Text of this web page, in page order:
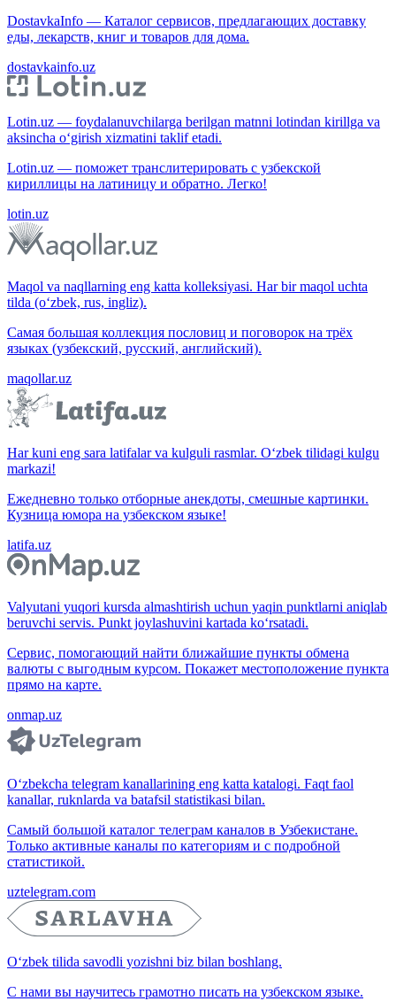
DostavkaInfo — Каталог сервисов, предлагающих доставку
еды, лекарств, книг и товаров для дома.
dostavkainfo.uz
Lotin.uz — foydalanuvchilarga berilgan matnni lotindan kirillga va
aksincha o‘girish xizmatini taklif etadi.
Lotin.uz — поможет транслитерировать с узбекской
кириллицы на латиницу и обратно. Легко!
lotin.uz
Maqol va naqllarning eng katta kolleksiyasi. Har bir maqol uchta
tilda (o‘zbek, rus, ingliz).
Самая большая коллекция пословиц и поговорок на трёх
языках (узбекский, русский, английский).
maqollar.uz
Har kuni eng sara latifalar va kulguli rasmlar. O‘zbek tilidagi kulgu
markazi!
Ежедневно только отборные анекдоты, смешные картинки.
Кузница юмора на узбекском языке!
latifa.uz
Valyutani yuqori kursda almashtirish uchun yaqin punktlarni aniqlab
beruvchi servis. Punkt joylashuvini kartada ko‘rsatadi.
Сервис, помогающий найти ближайшие пункты обмена
валюты с выгодным курсом. Покажет местоположение пункта
прямо на карте.
onmap.uz
O‘zbekcha telegram kanallarining eng katta katalogi. Faqt faol
kanallar, ruknlarda va batafsil statistikasi bilan.
Самый большой каталог телеграм каналов в Узбекистане.
Только активные каналы по категориям и с подробной
статистикой.
uztelegram.com
O‘zbek tilida savodli yozishni biz bilan boshlang.
С нами вы научитесь грамотно писать на узбекском языке.